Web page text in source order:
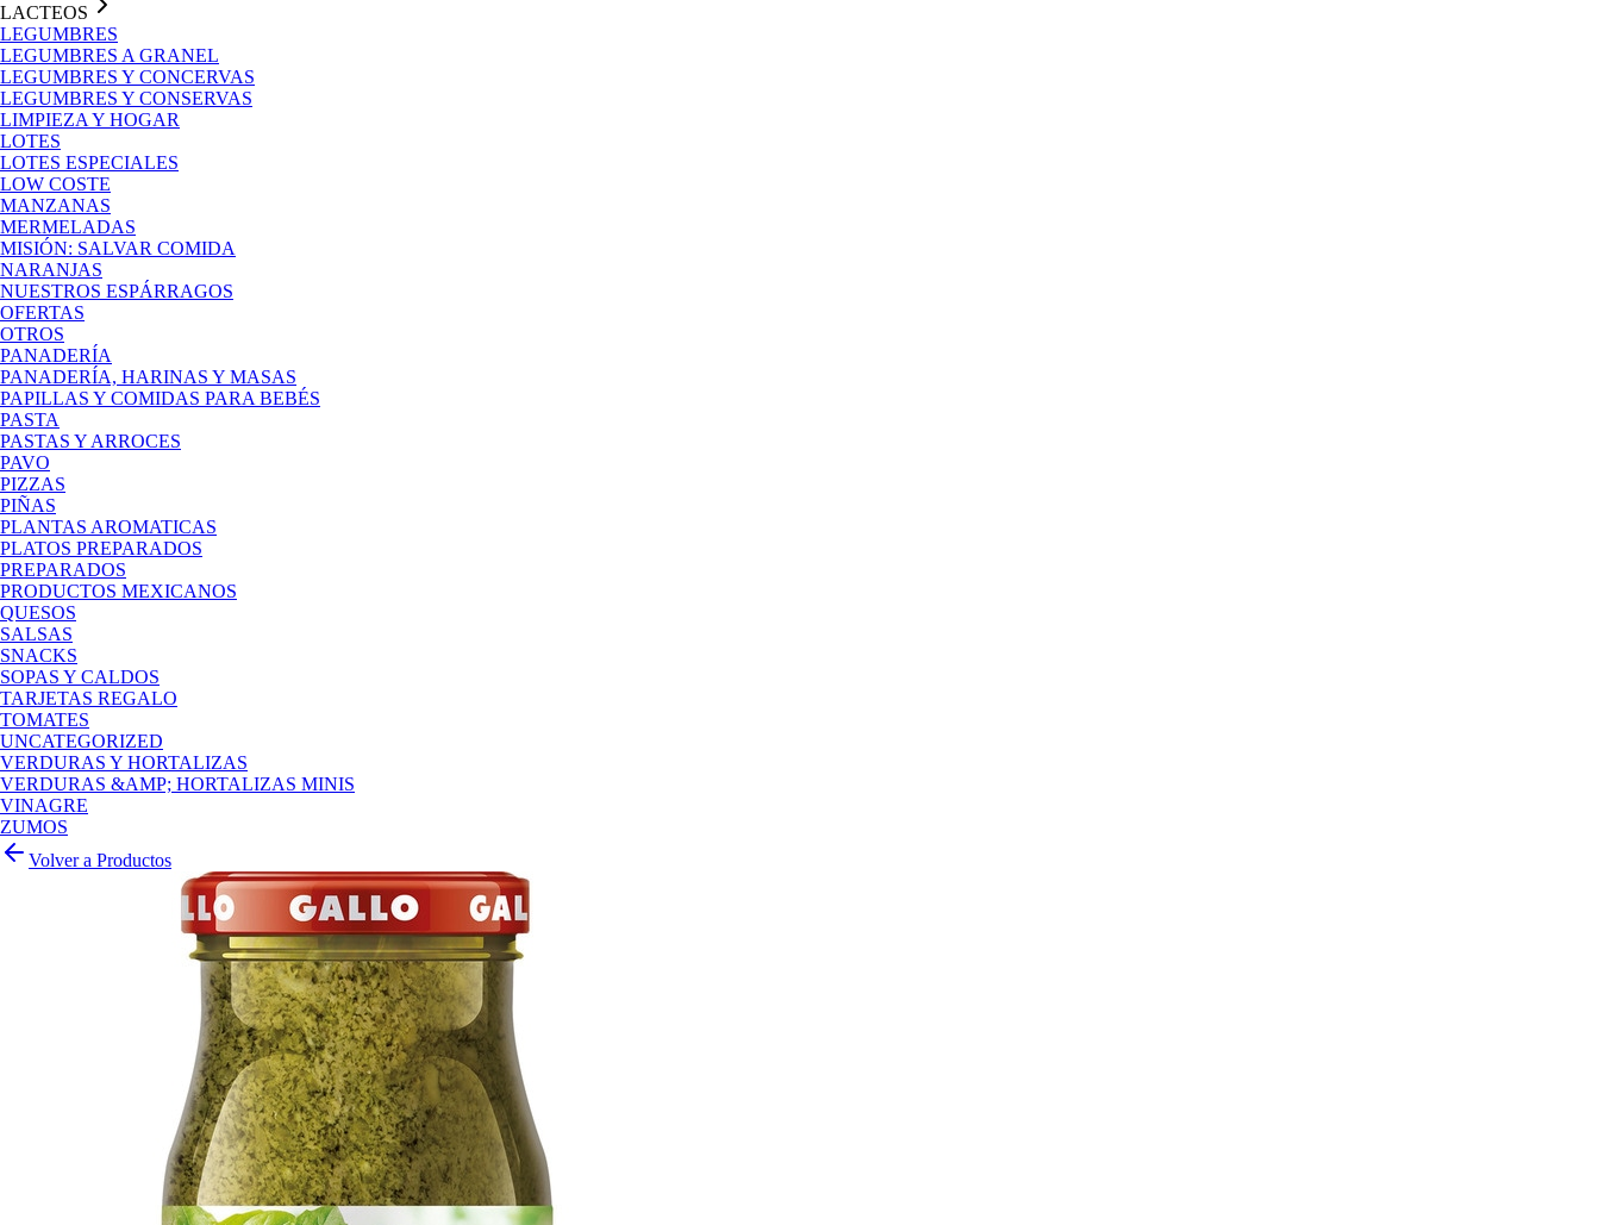
LACTEOS
LEGUMBRES
LEGUMBRES A GRANEL
LEGUMBRES Y CONCERVAS
LEGUMBRES Y CONSERVAS
LIMPIEZA Y HOGAR
LOTES
LOTES ESPECIALES
LOW COSTE
MANZANAS
MERMELADAS
MISIÓN: SALVAR COMIDA
NARANJAS
NUESTROS ESPÁRRAGOS
OFERTAS
OTROS
PANADERÍA
PANADERÍA, HARINAS Y MASAS
PAPILLAS Y COMIDAS PARA BEBÉS
PASTA
PASTAS Y ARROCES
PAVO
PIZZAS
PIÑAS
PLANTAS AROMATICAS
PLATOS PREPARADOS
PREPARADOS
PRODUCTOS MEXICANOS
QUESOS
SALSAS
SNACKS
SOPAS Y CALDOS
TARJETAS REGALO
TOMATES
UNCATEGORIZED
VERDURAS Y HORTALIZAS
VERDURAS &AMP; HORTALIZAS MINIS
VINAGRE
ZUMOS
Volver a Productos